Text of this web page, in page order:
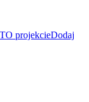
O projekcieDodaj